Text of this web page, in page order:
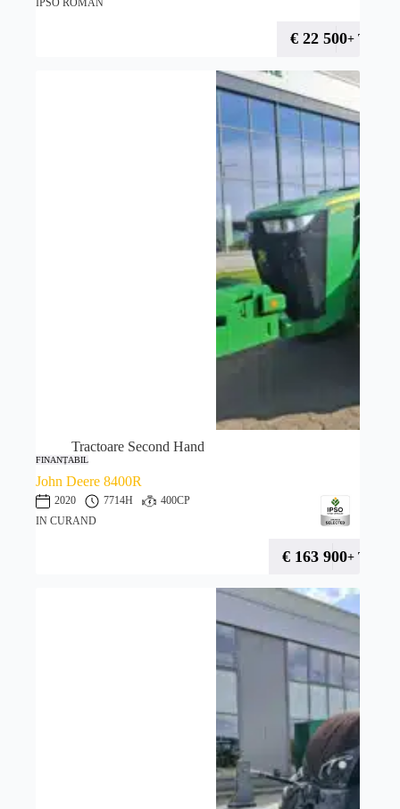
IPSO ROMAN
€ 22 500+ TVA
Tractoare Second Hand
FINANȚABIL
John Deere 8400R
2020 7714H
400CP
IN CURAND
€ 163 900+ TVA